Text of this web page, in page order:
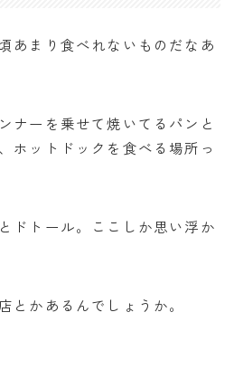
あまり食べれないものだなあ
ナーを乗せて焼いてるパンと
ホットドックを食べる場所っ
ドトール。ここしか思い浮か
とかあるんでしょうか。